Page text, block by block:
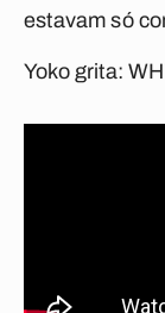
estavam só
Yoko grita: